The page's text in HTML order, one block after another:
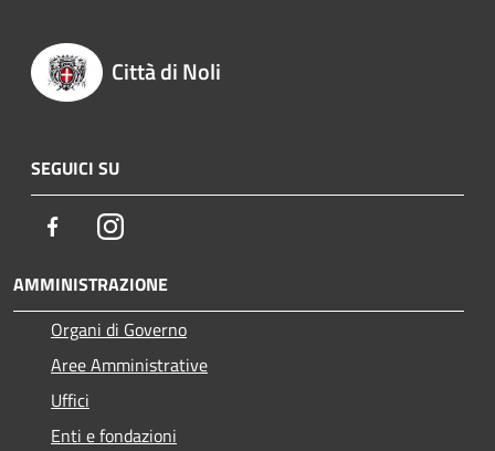
Città di Noli
SEGUICI SU
FacebookInstagram
AMMINISTRAZIONE
Organi di Governo
Aree Amministrative
Uffici
Enti e fondazioni